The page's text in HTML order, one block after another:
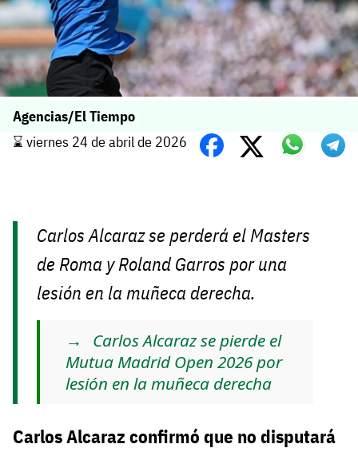
Agencias/El Tiempo
⌛️ viernes 24 de abril de 2026
Carlos Alcaraz se perderá el Masters
de Roma y Roland Garros por una
lesión en la muñeca derecha.
Carlos Alcaraz se pierde el
Mutua Madrid Open 2026 por
lesión en la muñeca derecha
Carlos Alcaraz confirmó que no disputará